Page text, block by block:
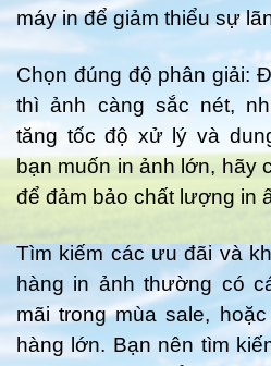
máy in để giảm thiểu sự
Chọn đúng độ phân giải:
thì ảnh càng sắc nét,
tăng tốc độ xử lý và
bạn muốn in ảnh lớn, hãy
để đảm bảo chất lượng in
Tìm kiếm các ưu đãi và
hàng in ảnh thường có
mãi trong mùa sale,
hàng lớn. Bạn nên tìm